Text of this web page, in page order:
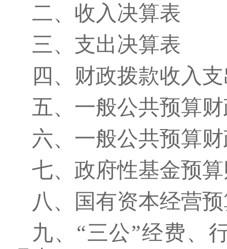
二、收入决算表
三、支出决算表
四、财政拨款收入
五、一般公共预算
六、一般公共预算
七、政府性基金预
八、国有资本经营
九、“三公”经费、